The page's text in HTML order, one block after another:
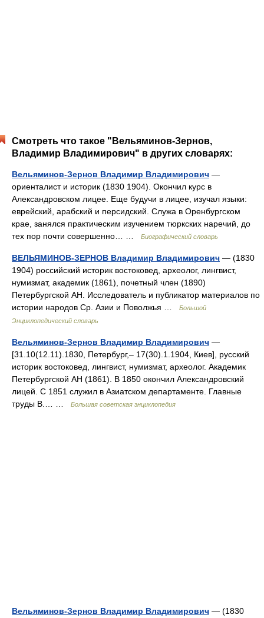
Смотреть что такое "Вельяминов-Зернов,
Владимир Владимирович" в других словарях:
Вельяминов-Зернов Владимир Владимирович —
ориенталист и историк (1830 1904). Окончил курс в
Александровском лицее. Еще будучи в лицее, изучал языки:
еврейский, арабский и персидский. Служа в Оренбургском
крае, занялся практическим изучением тюркских наречий, до
тех пор почти совершенно… …
Биографический словарь
ВЕЛЬЯМИНОВ-ЗЕРНОВ Владимир Владимирович — (1830
1904) российский историк востоковед, археолог, лингвист,
нумизмат, академик (1861), почетный член (1890)
Петербургской АН. Исследователь и публикатор материалов по
истории народов Ср. Азии и Поволжья …
Большой
Энциклопедический словарь
Вельяминов-Зернов Владимир Владимирович —
[31.10(12.11).1830, Петербург,‒ 17(30).1.1904, Киев], русский
историк востоковед, лингвист, нумизмат, археолог. Академик
Петербургской АН (1861). В 1850 окончил Александровский
лицей. С 1851 служил в Азиатском департаменте. Главные
труды В.… …
Большая советская энциклопедия
Вельяминов-Зернов Владимир Владимирович — (1830